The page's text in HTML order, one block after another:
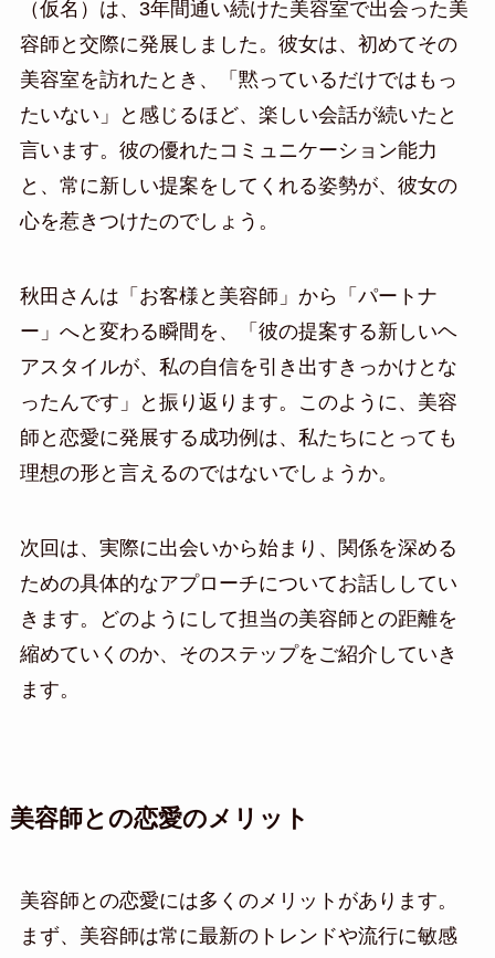
（仮名）は、3年間通い続けた美容室で出会った美
容師と交際に発展しました。彼女は、初めてその
美容室を訪れたとき、「黙っているだけではもっ
たいない」と感じるほど、楽しい会話が続いたと
言います。彼の優れたコミュニケーション能力
と、常に新しい提案をしてくれる姿勢が、彼女の
心を惹きつけたのでしょう。
秋田さんは「お客様と美容師」から「パートナ
ー」へと変わる瞬間を、「彼の提案する新しいヘ
アスタイルが、私の自信を引き出すきっかけとな
ったんです」と振り返ります。このように、美容
師と恋愛に発展する成功例は、私たちにとっても
理想の形と言えるのではないでしょうか。
次回は、実際に出会いから始まり、関係を深める
ための具体的なアプローチについてお話ししてい
きます。どのようにして担当の美容師との距離を
縮めていくのか、そのステップをご紹介していき
ます。
美容師との恋愛のメリット
美容師との恋愛には多くのメリットがあります。
まず、美容師は常に最新のトレンドや流行に敏感